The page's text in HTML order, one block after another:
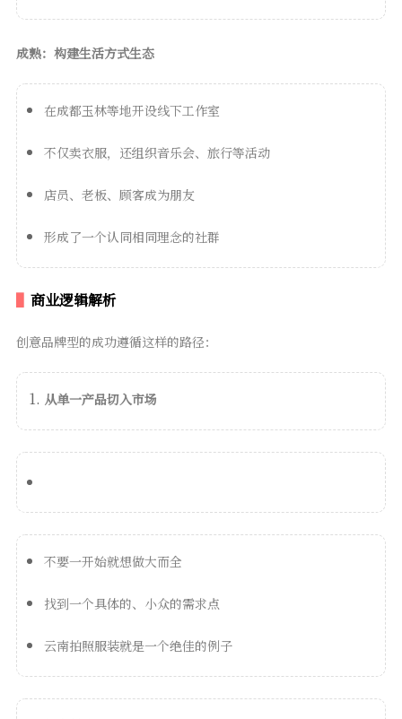
成熟：构建生活方式生态
在成都玉林等地开设线下工作室
不仅卖衣服，还组织音乐会、旅行等活动
店员、老板、顾客成为朋友
形成了一个认同相同理念的社群
商业逻辑解析
创意品牌型的成功遵循这样的路径：
从单一产品切入市场
不要一开始就想做大而全
找到一个具体的、小众的需求点
云南拍照服装就是一个绝佳的例子